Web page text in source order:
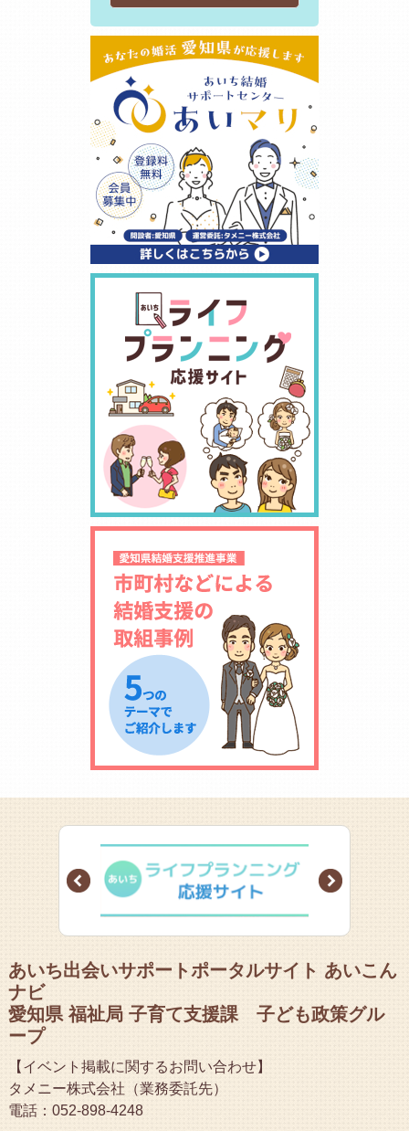
Prev Next
あいち出会いサポートポータルサイト あいこん
ナビ
愛知県 福祉局 子育て支援課 子ども政策グル
ープ
【イベント掲載に関するお問い合わせ】
タメニー株式会社（業務委託先）
電話：052-898-4248